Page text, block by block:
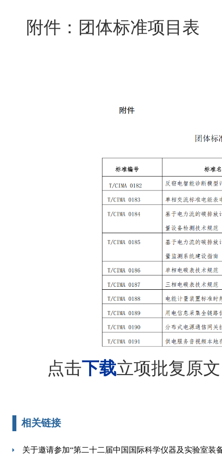
附件：团体标准项目表
点击下载立项批复原
相关链接
关于邀请参加“第二十二届中国国际科学仪器及实验室装